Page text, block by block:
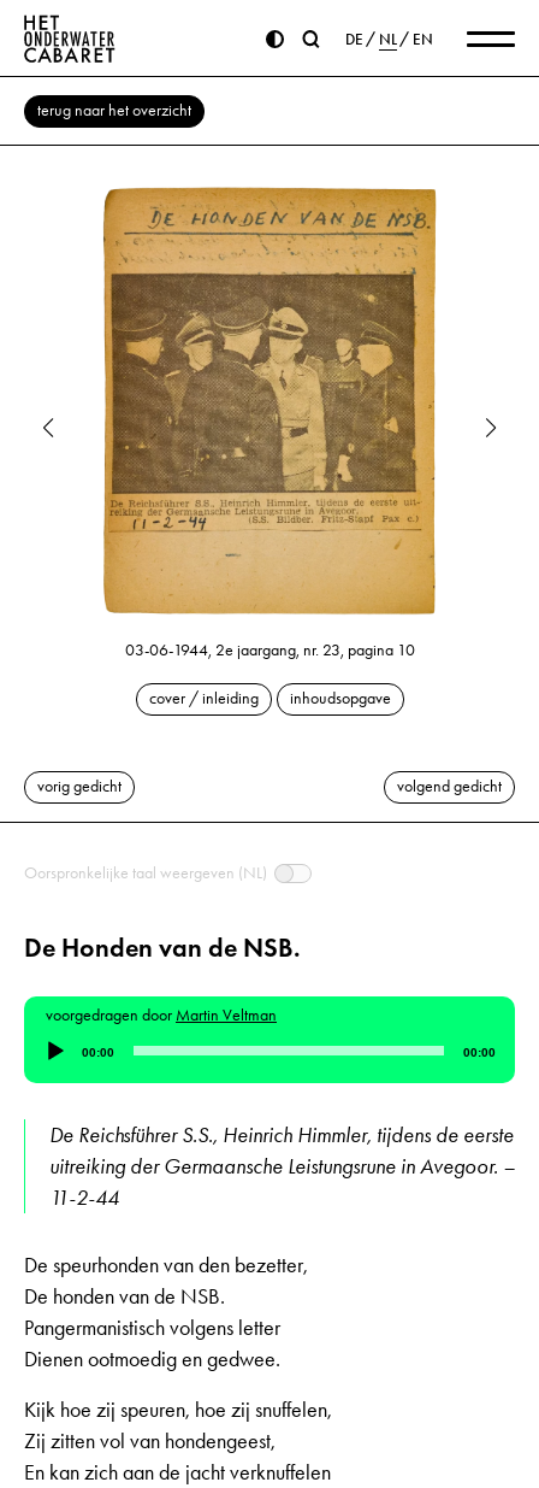
DE NL EN
terug naar het overzicht
03-06-1944, 2e jaargang, nr. 23, pagina 10
cover / inleiding inhoudsopgave
vorig gedicht volgend gedicht
Oorspronkelijke taal weergeven (NL)
De Honden van de NSB.
voorgedragen door Martin Veltman
Audiospeler
00:00 00:00
De Reichsführer S.S., Heinrich Himmler, tijdens de eerste
uitreiking der Germaansche Leistungsrune in Avegoor. –
11-2-44
De speurhonden van den bezetter,
De honden van de NSB.
Pangermanistisch volgens letter
Dienen ootmoedig en gedwee.
Kijk hoe zij speuren, hoe zij snuffelen,
Zij zitten vol van hondengeest,
En kan zich aan de jacht verknuffelen